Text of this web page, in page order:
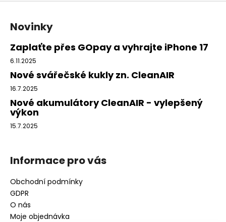
Z
Novinky
Zaplaťte přes GOpay a vyhrajte iPhone 17
6.11.2025
Nové svářečské kukly zn. CleanAIR
16.7.2025
Nové akumulátory CleanAIR - vylepšený
výkon
15.7.2025
Informace pro vás
Obchodní podmínky
GDPR
O nás
Moje objednávka